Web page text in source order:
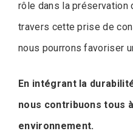
rôle dans la préservation
travers cette prise de
nous pourrons favoriser
En intégrant la
nous contribuons tous
environnement.